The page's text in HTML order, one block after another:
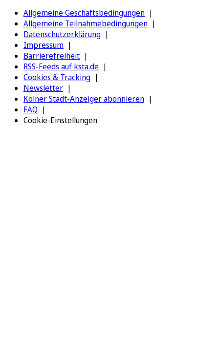
Allgemeine Geschäftsbedingungen
Allgemeine Teilnahmebedingungen
Datenschutzerklärung
Impressum
Barrierefreiheit
RSS-Feeds auf ksta.de
Cookies & Tracking
Newsletter
Kölner Stadt-Anzeiger abonnieren
FAQ
Cookie-Einstellungen